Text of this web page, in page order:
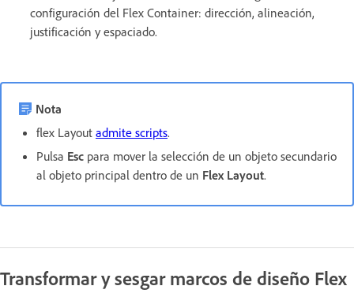
configuración del Flex Container: dirección, alineación,
justificación y espaciado.
Nota
flex Layout admite scripts.
Pulsa Esc para mover la selección de un objeto secundario
al objeto principal dentro de un Flex Layout.
Transformar y sesgar marcos de diseño Flex